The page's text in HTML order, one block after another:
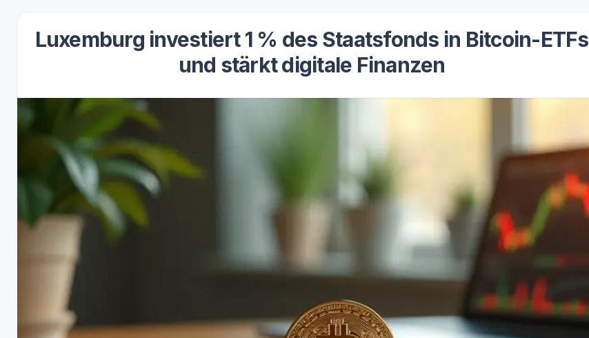
Luxemburg investiert 1 % des Staatsfonds in Bitcoin-ETFs
und stärkt digitale Finanzen